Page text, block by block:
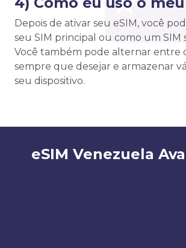
Depois de ativar seu eSIM, você
seu SIM principal ou como um SIM
Você também pode alternar entre
sempre que desejar e armazenar
seu dispositivo.
eSIM Venezuela